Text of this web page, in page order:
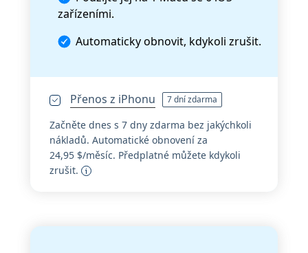
zařízeními.
Automaticky obnovit, kdykoli zrušit.
Přenos z iPhonu 7 dní zdarma
Začněte dnes s 7 dny zdarma bez jakýchkoli
nákladů. Automatické obnovení za
24,95 $/měsíc. Předplatné můžete kdykoli
zrušit.